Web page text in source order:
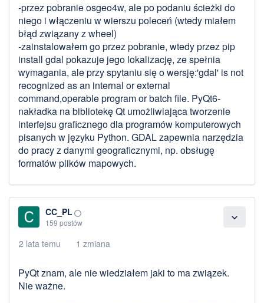
-przez pobranie osgeo4w, ale po podaniu ścieżki do
niego i włączeniu w wierszu poleceń (wtedy miałem
błąd związany z wheel)
-zainstalowałem go przez pobranie, wtedy przez pip
install gdal pokazuje jego lokalizację, ze spełnia
wymagania, ale przy spytaniu się o wersję:'gdal' is not
recognized as an internal or external
command,operable program or batch file. PyQt6-
nakładka na bibliotekę Qt umożliwiająca tworzenie
interfejsu graficznego dla programów komputerowych
pisanych w języku Python. GDAL zapewnia narzędzia
do pracy z danymi geograficznymi, np. obsługę
formatów plików mapowych.
expand_more
CC_PL panorama_fish_eye
159 postów
2 lata temu 1 zmiana
PyQt znam, ale nie wiedziałem jaki to ma związek.
Nie ważne.